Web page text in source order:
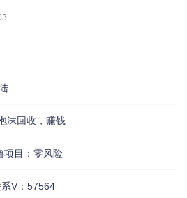
沫回收，赚钱
项目：零风险
V：57564